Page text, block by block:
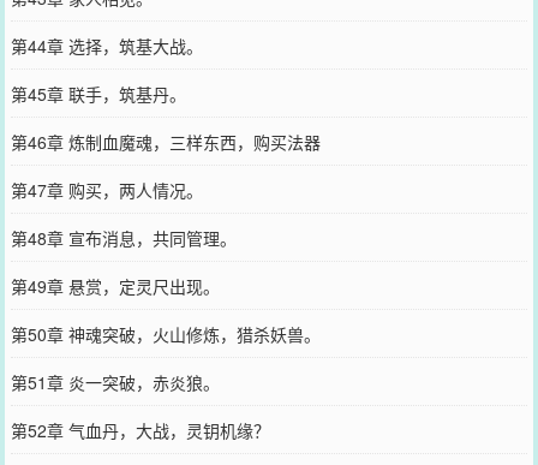
第44章 选择，筑基大战。
第45章 联手，筑基丹。
第46章 炼制血魔魂，三样东西，购买法器
第47章 购买，两人情况。
第48章 宣布消息，共同管理。
第49章 悬赏，定灵尺出现。
第50章 神魂突破，火山修炼，猎杀妖兽。
第51章 炎一突破，赤炎狼。
第52章 气血丹，大战，灵钥机缘？